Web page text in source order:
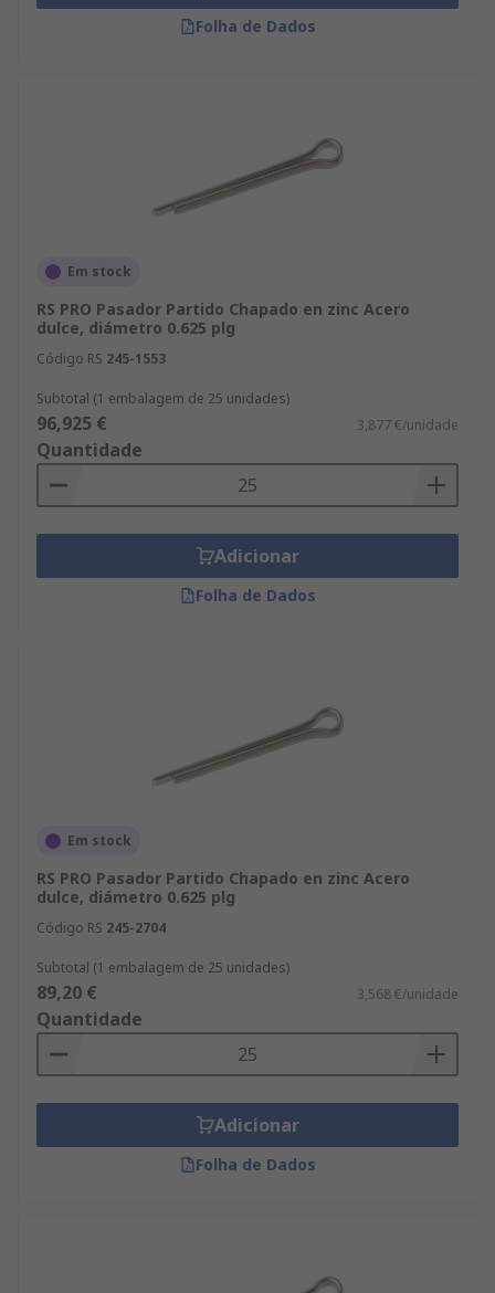
Folha de Dados
Em stock
RS PRO Pasador Partido Chapado en zinc Acero
dulce, diámetro 0.625 plg
Código RS 245-1553
Subtotal (1 embalagem de 25 unidades)
96,925 € 3,877 €/unidade
Quantidade
Adicionar
Folha de Dados
Em stock
RS PRO Pasador Partido Chapado en zinc Acero
dulce, diámetro 0.625 plg
Código RS 245-2704
Subtotal (1 embalagem de 25 unidades)
89,20 € 3,568 €/unidade
Quantidade
Adicionar
Folha de Dados